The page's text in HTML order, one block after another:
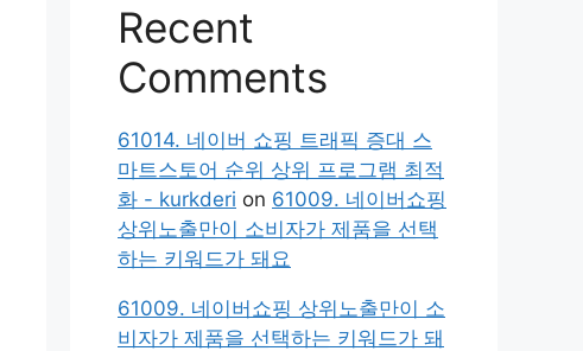
Recent
Comments
61014. 네이버 쇼핑 트래픽 증대 스
마트스토어 순위 상위 프로그램 최적
화 - kurkderi on 61009. 네이버쇼핑
상위노출만이 소비자가 제품을 선택
하는 키워드가 돼요
61009. 네이버쇼핑 상위노출만이 소
비자가 제품을 선택하는 키워드가 돼